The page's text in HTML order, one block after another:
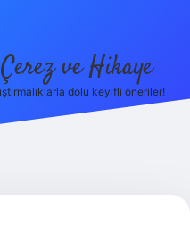
Çerez ve Hikaye
dolu keyifli öneriler!